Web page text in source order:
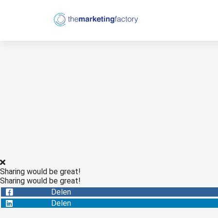
Sharing would be great!
Sharing would be great!
Delen
Delen